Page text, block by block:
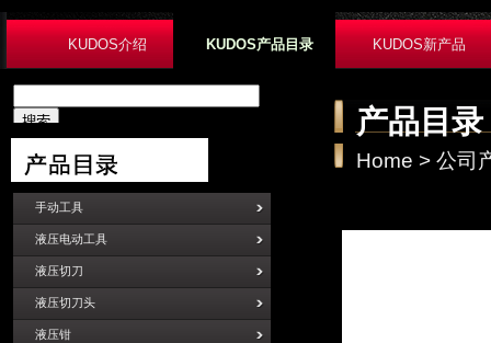
KUDOS介绍 KUDOS产品目录 KUDOS新产品
产品目录
Home > 公司
手动工具
液压电动工具
液压切刀
液压切刀头
液压钳